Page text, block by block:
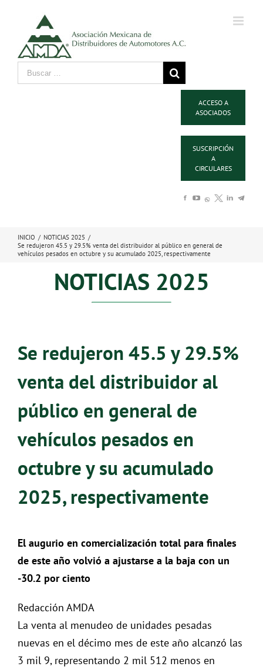
ACCESO A
ASOCIADOS
SUSCRIPCIÓN
A
CIRCULARES
INICIO / NOTICIAS 2025 /
Se redujeron 45.5 y 29.5% venta del distribuidor al público en general de
vehículos pesados en octubre y su acumulado 2025, respectivamente
NOTICIAS 2025
Se redujeron 45.5 y 29.5%
venta del distribuidor al
público en general de
vehículos pesados en
octubre y su acumulado
2025, respectivamente
El augurio en comercialización total para finales
de este año volvió a ajustarse a la baja con un
-30.2 por ciento
Redacción AMDA
La venta al menudeo de unidades pesadas
nuevas en el décimo mes de este año alcanzó las
3 mil 9, representando 2 mil 512 menos en